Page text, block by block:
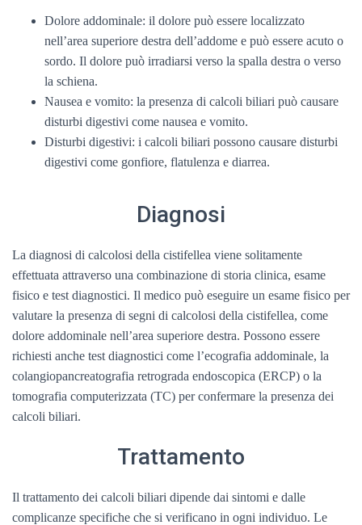
Dolore addominale: il dolore può essere localizzato
nell’area superiore destra dell’addome e può essere acuto o
sordo. Il dolore può irradiarsi verso la spalla destra o verso
la schiena.
Nausea e vomito: la presenza di calcoli biliari può causare
disturbi digestivi come nausea e vomito.
Disturbi digestivi: i calcoli biliari possono causare disturbi
digestivi come gonfiore, flatulenza e diarrea.
Diagnosi
La diagnosi di calcolosi della cistifellea viene solitamente
effettuata attraverso una combinazione di storia clinica, esame
fisico e test diagnostici. Il medico può eseguire un esame fisico per
valutare la presenza di segni di calcolosi della cistifellea, come
dolore addominale nell’area superiore destra. Possono essere
richiesti anche test diagnostici come l’ecografia addominale, la
colangiopancreatografia retrograda endoscopica (ERCP) o la
tomografia computerizzata (TC) per confermare la presenza dei
calcoli biliari.
Trattamento
Il trattamento dei calcoli biliari dipende dai sintomi e dalle
complicanze specifiche che si verificano in ogni individuo. Le